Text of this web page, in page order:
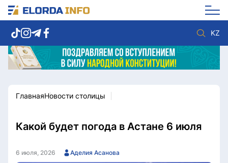
KZ
Новости столицы
Политика
Спорт
Культура
Мнение
Послание
Служба Комплаенс
ГлавнаяНовости столицы
Какой будет погода в Астане 6 июля
6 июля, 2026 Аделия Асанова